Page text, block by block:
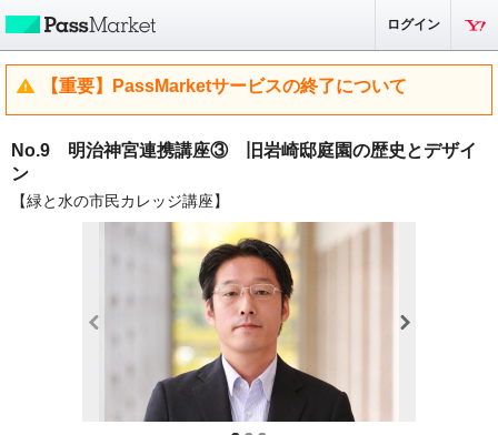
ログイン
【重要】PassMarketサービスの終了について
No.9 明治神宮連携講座③ 旧岩崎邸庭園の歴史とデザイ
ン
【緑と水の市民カレッジ講座】